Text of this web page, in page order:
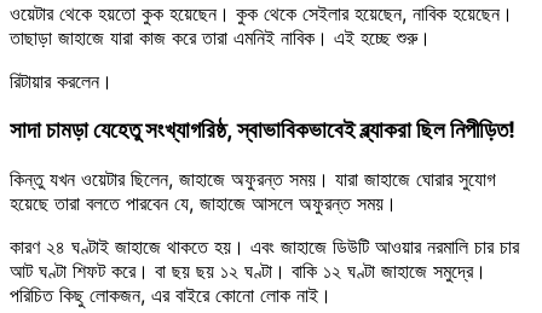
ওয়েটার থেকে হয়তো কুক হয়েছেন। কুক থেকে সেইলার হয়েছেন, নাবিক হয়েছেন।
তাছাড়া জাহাজে যারা কাজ করে তারা এমনিই নাবিক। এই হচ্ছে শুরু।
রিটায়ার করলেন।
সাদা চামড়া যেহেতু সংখ্যাগরিষ্ঠ, স্বাভাবিকভাবেই ব্ল্যাকরা ছিল নিপীড়িত!
কিন্তু যখন ওয়েটার ছিলেন, জাহাজে অফুরন্ত সময়। যারা জাহাজে ঘোরার সুযোগ
হয়েছে তারা বলতে পারবেন যে, জাহাজে আসলে অফুরন্ত সময়।
কারণ ২৪ ঘণ্টাই জাহাজে থাকতে হয়। এবং জাহাজে ডিউটি আওয়ার নরমালি চার চার
আট ঘণ্টা শিফট করে। বা ছয় ছয় ১২ ঘণ্টা। বাকি ১২ ঘণ্টা জাহাজে সমুদ্রে।
পরিচিত কিছু লোকজন, এর বাইরে কোনো লোক নাই।